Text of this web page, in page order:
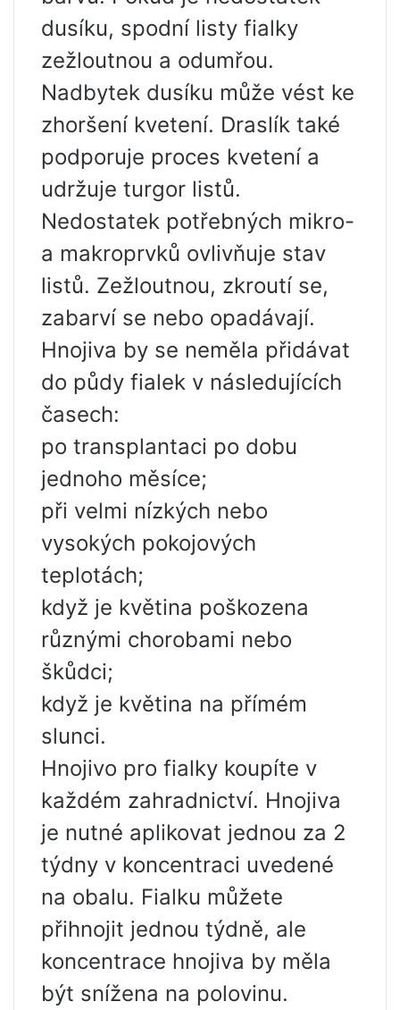
dusíku, spodní listy fialky
zežloutnou a odumřou.
Nadbytek dusíku může vést ke
zhoršení kvetení. Draslík také
podporuje proces kvetení a
udržuje turgor listů.
Nedostatek potřebných mikro-
a makroprvků ovlivňuje stav
listů. Zežloutnou, zkroutí se,
zabarví se nebo opadávají.
Hnojiva by se neměla přidávat
do půdy fialek v následujících
časech:
po transplantaci po dobu
jednoho měsíce;
při velmi nízkých nebo
vysokých pokojových
teplotách;
když je květina poškozena
různými chorobami nebo
škůdci;
když je květina na přímém
slunci.
Hnojivo pro fialky koupíte v
každém zahradnictví. Hnojiva
je nutné aplikovat jednou za 2
týdny v koncentraci uvedené
na obalu. Fialku můžete
přihnojit jednou týdně, ale
koncentrace hnojiva by měla
být snížena na polovinu.